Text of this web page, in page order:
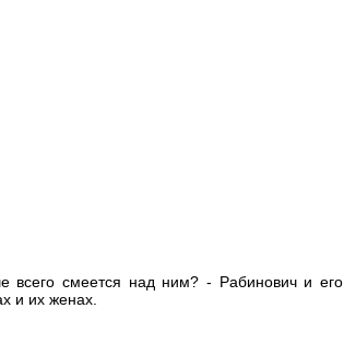
всего смеется над ним? - Рабинович и его
и их женах.